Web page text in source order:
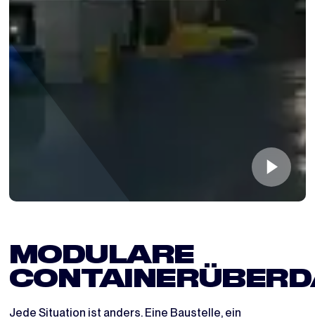
MODULARE
Jede Situation ist anders. Eine Baustelle, ein